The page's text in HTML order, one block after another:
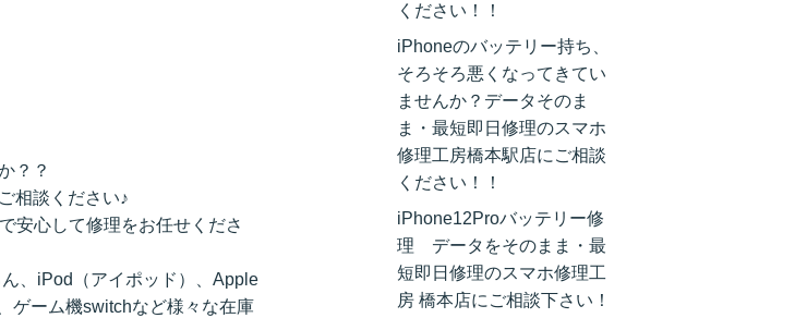
？？
相談ください♪
安心して修理をお任せくださ
、iPod（アイポッド）、Apple
ゲーム機switchなど様々な在庫
ください！！
iPhoneのバッテリー持ち、
そろそろ悪くなってきてい
ませんか？データそのま
ま・最短即日修理のスマホ
修理工房橋本駅店にご相談
ください！！
iPhone12Proバッテリー修
理 データをそのまま・最
短即日修理のスマホ修理工
房 橋本店にご相談下さい！